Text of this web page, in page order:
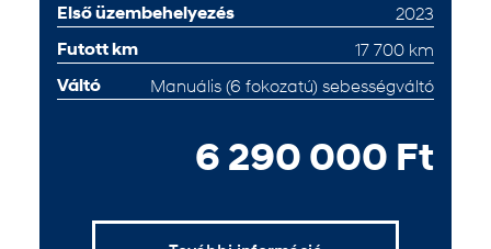
Első üzembehelyezés
2023
Futott km
17 700 km
Váltó
Manuális (6 fokozatú) sebességváltó
6 290 000 Ft